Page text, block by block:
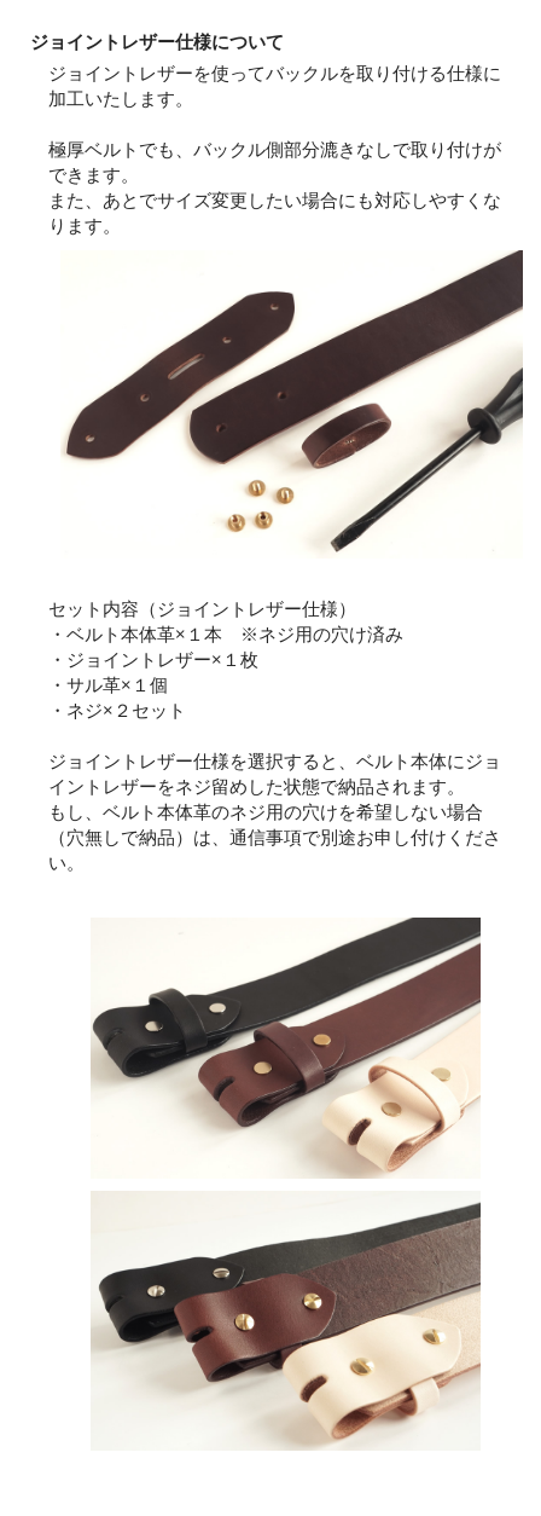
ジョイントレザー仕様について
ジョイントレザーを使ってバックルを取り付ける仕様に
加工いたします。
極厚ベルトでも、バックル側部分漉きなしで取り付けが
できます。
また、あとでサイズ変更したい場合にも対応しやすくな
ります。
セット内容（ジョイントレザー仕様）
・ベルト本体革×１本 ※ネジ用の穴け済み
・ジョイントレザー×１枚
・サル革×１個
・ネジ×２セット
ジョイントレザー仕様を選択すると、ベルト本体にジョ
イントレザーをネジ留めした状態で納品されます。
もし、ベルト本体革のネジ用の穴けを希望しない場合
（穴無しで納品）は、通信事項で別途お申し付けくださ
い。